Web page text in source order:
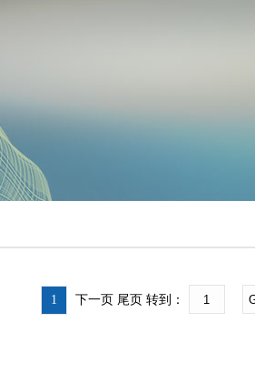
1 下一页 尾页 转到：